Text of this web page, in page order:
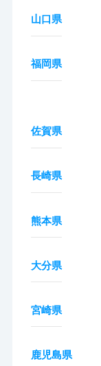
山口県
福岡県
佐賀県
長崎県
熊本県
大分県
宮崎県
鹿児島県